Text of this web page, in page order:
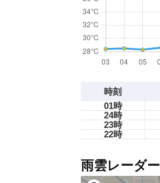
時刻
01時
24時
23時
22時
雨雲レーダー